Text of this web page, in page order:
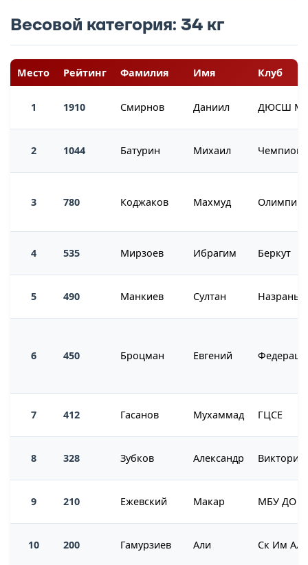
Весовой категория: 34 кг
Место Рейтинг Фамилия Имя Клуб
1 1910 Смирнов Даниил
2 1044 Батурин Михаил
3 780 Коджаков Махмуд Олимпик
4 535 Мирзоев Ибрагим Беркут
5 490 Манкиев Султан
6 450 Броцман Евгений
7 412 Гасанов Мухаммад ГЦСЕ
8 328 Зубков Александр Виктория
9 210 Ежевский Макар
10 200 Гамурзиев Али